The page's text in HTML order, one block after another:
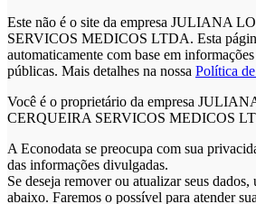
Este não é o site da empresa JULIANA
SERVICOS MEDICOS LTDA. Esta
automaticamente com base em
públicas. Mais detalhes na nossa Política
Você é o proprietário da empresa
CERQUEIRA SERVICOS MEDICOS
A Econodata se preocupa com sua
das informações divulgadas.
Se deseja remover ou atualizar seus
abaixo. Faremos o possível para atender